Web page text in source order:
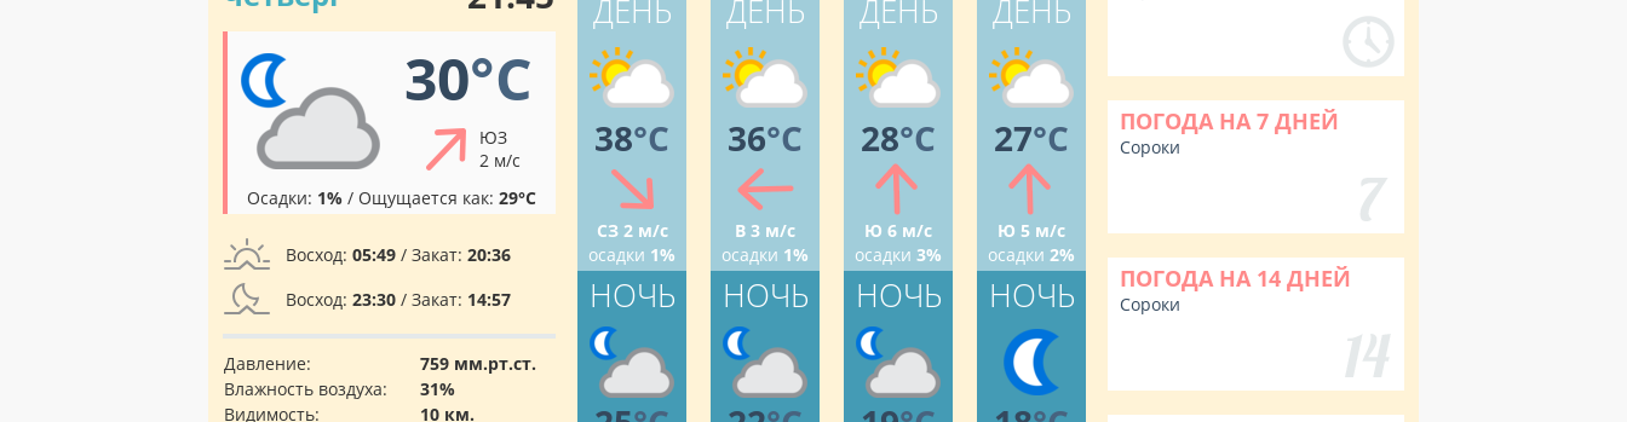
30°C
ЮЗ
2 м/с
Осадки: 1% / Ощущается как: 29°C
Восход: 05:49 / Закат: 20:36
Восход: 23:30 / Закат: 14:57
Давление:
759 мм.рт.ст.
Влажность воздуха:
31%
Видимость:
10 км.
ДЕНЬ
38°C
СЗ 2 м/с
осадки 1%
НОЧЬ
ДЕНЬ
36°C
В 3 м/с
осадки 1%
НОЧЬ
ДЕНЬ
28°C
Ю 6 м/с
осадки 3%
НОЧЬ
ДЕНЬ
27°C
Ю 5 м/с
осадки 2%
НОЧЬ
ПОГОДА НА 7 ДНЕЙ
Сороки
ПОГОДА НА 14 ДНЕЙ
Сороки